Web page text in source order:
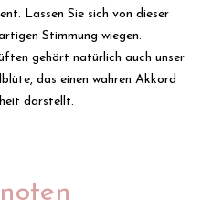
Lassen Sie sich von dieser
Stimmung wiegen.
gehört natürlich auch unser
das einen wahren Akkord
darstellt.